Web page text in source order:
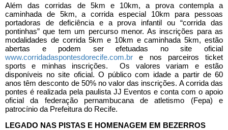
Além das corridas de 5km e 10km, a prova contempla a
caminhada de 5km, a corrida especial 10km para pessoas
portadoras de deficiência e a prova infantil ou “corrida das
pontinhas” que tem um percurso menor. As inscrições para as
modalidades de corrida 5km e 10km e caminhada 5km, estão
abertas e podem ser efetuadas no site oficial
www.corridadaspontesdorecife.com.br e nos parceiros ticket
sports e minhas inscrições. Os valores variam e estão
disponíveis no site oficial. O público com idade a partir de 60
anos têm desconto de 50% no valor das inscrições. A corrida das
pontes é realizada pela paulista JJ Eventos e conta com o apoio
oficial da federação pernambucana de atletismo (Fepa) e
patrocínio da Prefeitura do Recife.
LEGADO NAS PISTAS E HOMENAGEM EM BEZERROS